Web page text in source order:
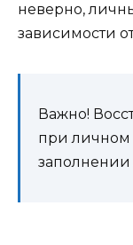
неверно,
зависимости
Важно!
при личном
заполнении